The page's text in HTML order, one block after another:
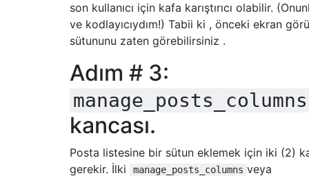
// Initiate the plugin
add_action
("init" "ListingInit"
function
ListingInit() {
global
$listing
  $listing
= new Listing
-> loadStyleScripts
}
son kullanıcı için kafa karıştırıcı olabilir.
ve kodlayıcıydım!) Tabii ki , önceki ekran
sütununu zaten görebilirsiniz .
Adım # 3:
manage_posts_columns
kancası.
Posta listesine bir sütun eklemek için iki (2)
gerekir. İlki
manage_posts_columns veya